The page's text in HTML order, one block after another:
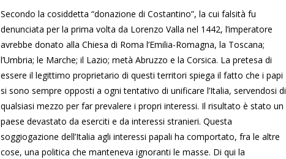
Secondo la cosiddetta “donazione di Costantino”, la cui falsità fu
denunciata per la prima volta da Lorenzo Valla nel 1442, l’imperatore
avrebbe donato alla Chiesa di Roma l’Emilia-Romagna, la Toscana;
l’Umbria; le Marche; il Lazio; metà Abruzzo e la Corsica. La pretesa di
essere il legittimo proprietario di questi territori spiega il fatto che i papi
si sono sempre opposti a ogni tentativo di unificare l’Italia, servendosi di
qualsiasi mezzo per far prevalere i propri interessi. Il risultato è stato un
paese devastato da eserciti e da interessi stranieri. Questa
soggiogazione dell’Italia agli interessi papali ha comportato, fra le altre
cose, una politica che manteneva ignoranti le masse. Di qui la